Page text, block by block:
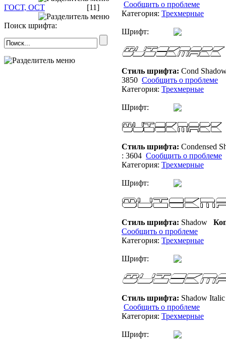
ГОСТ, ОСТ [11]
Поиск шрифта:
Сообщить о проблеме
Категория: Трехмерные
Шрифт:
Стиль шрифта: Cond
3850 Сообщить о проблеме
Категория: Трехмерные
Шрифт:
Стиль шрифта: Condensed
: 3604 Сообщить о проблеме
Категория: Трехмерные
Шрифт:
Стиль шрифта: Shadow
Сообщить о проблеме
Категория: Трехмерные
Шрифт:
Стиль шрифта: Shadow
Сообщить о проблеме
Категория: Трехмерные
Шрифт: